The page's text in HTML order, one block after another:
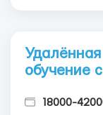
обучение
18000-